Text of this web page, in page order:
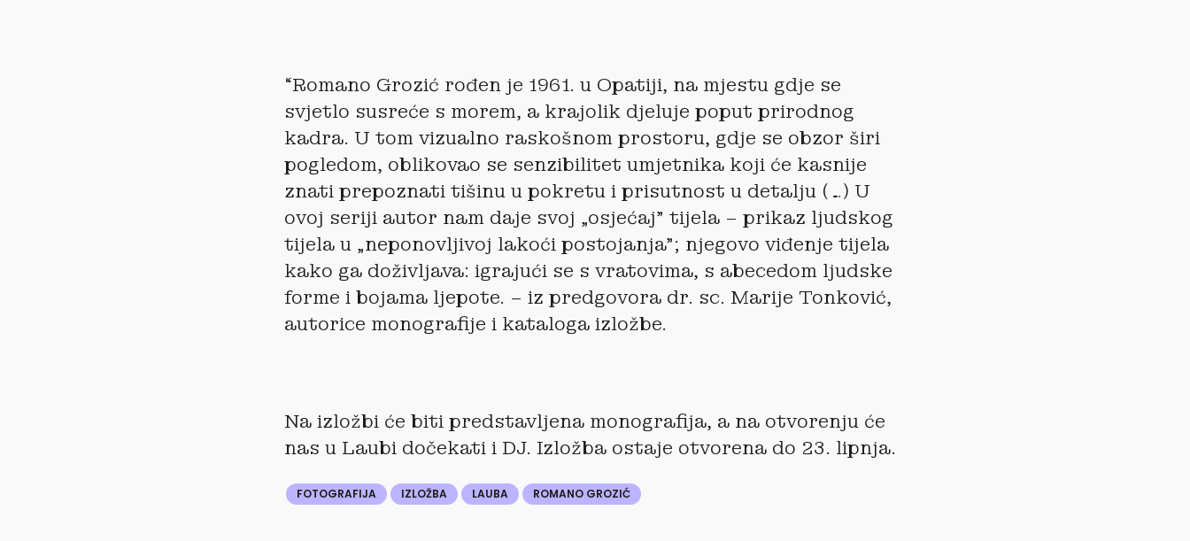
“Romano Grozić rođen je 1961. u Opatiji, na mjestu gdje se
svjetlo susreće s morem, a krajolik djeluje poput prirodnog
kadra. U tom vizualno raskošnom prostoru, gdje se obzor širi
pogledom, oblikovao se senzibilitet umjetnika koji će kasnije
znati prepoznati tišinu u pokretu i prisutnost u detalju (…) U
ovoj seriji autor nam daje svoj „osjećaj” tijela – prikaz ljudskog
tijela u „neponovljivoj lakoći postojanja”; njegovo viđenje tijela
kako ga doživljava: igrajući se s vratovima, s abecedom ljudske
forme i bojama ljepote. – iz predgovora dr. sc. Marije Tonković,
autorice monografije i kataloga izložbe.
Na izložbi će biti predstavljena monografija, a na otvorenju će
nas u Laubi dočekati i DJ. Izložba ostaje otvorena do 23. lipnja.
FOTOGRAFIJA IZLOŽBA LAUBA ROMANO GROZIĆ